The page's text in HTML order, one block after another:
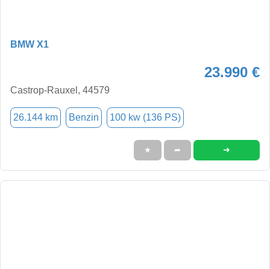
BMW X1
23.990 €
Castrop-Rauxel, 44579
26.144 km Benzin 100 kw (136 PS)
★ ➦ ➜